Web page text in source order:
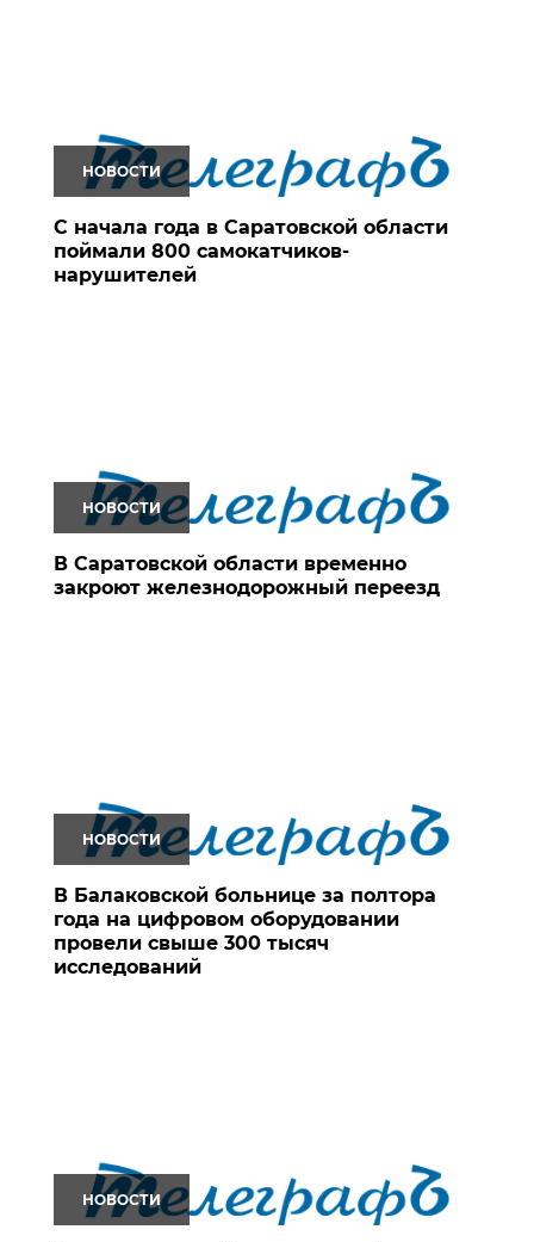
НОВОСТИ
С начала года в Саратовской области
поймали 800 самокатчиков-
нарушителей
НОВОСТИ
В Саратовской области временно
закроют железнодорожный переезд
НОВОСТИ
В Балаковской больнице за полтора
года на цифровом оборудовании
провели свыше 300 тысяч
исследований
НОВОСТИ